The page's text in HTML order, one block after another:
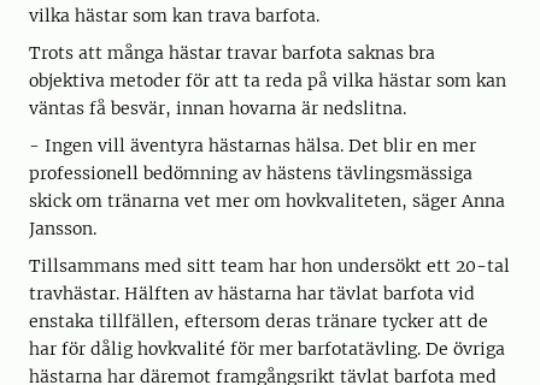
vilka hästar som kan trava barfota.
Trots att många hästar travar barfota saknas bra
objektiva metoder för att ta reda på vilka hästar som kan
väntas få besvär, innan hovarna är nedslitna.
- Ingen vill äventyra hästarnas hälsa. Det blir en mer
professionell bedömning av hästens tävlingsmässiga
skick om tränarna vet mer om hovkvaliteten, säger Anna
Jansson.
Tillsammans med sitt team har hon undersökt ett 20-tal
travhästar. Hälften av hästarna har tävlat barfota vid
enstaka tillfällen, eftersom deras tränare tycker att de
har för dålig hovkvalité för mer barfotatävling. De övriga
hästarna har däremot framgångsrikt tävlat barfota med